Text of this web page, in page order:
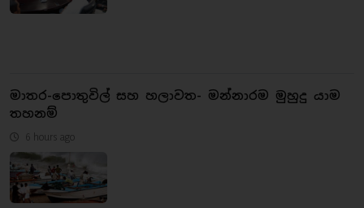
මාතර-පොතුවිල් සහ හලාවත- මන්නාරම මුහුදු යාම
තහනම්
6 hours ago